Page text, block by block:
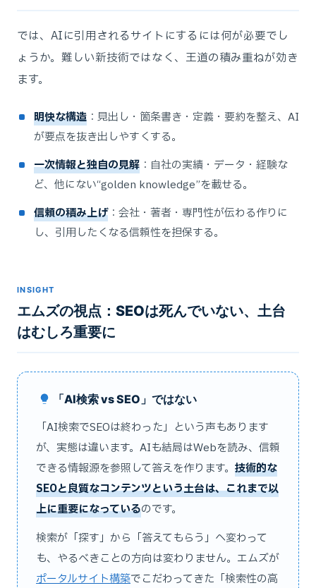
では、AIに引用されるサイトにするには何が必要でし
ょうか。難しい新技術ではなく、王道の積み重ねが効き
ます。
明快な構造 ：見出し・箇条書き・定義・要約を整え、AI
が要点を抜き出しやすくする。
一次情報と独自の見解 ：自社の実績・データ・経験な
ど、他にない“golden knowledge”を載せる。
信頼の積み上げ：会社・著者・専門性が伝わる作りに
し、引用したくなる信頼性を担保する。
INSIGHT
エムズの視点：SEOは死んでいない、土台
はむしろ重要に
「AI検索 vs SEO」ではない
「AI検索でSEOは終わった」という声もあります
が、実態は違います。AIも結局はWebを読み、信頼
できる情報源を参照して答えを作ります。 技術的な
SEOと良質なコンテンツという土台は、これまで以
上に重要になっているのです。
検索が「探す」から「答えてもらう」へ変わって
も、やるべきことの方向は変わりません。エムズが
ポータルサイト構築でこだわってきた「検索性の高